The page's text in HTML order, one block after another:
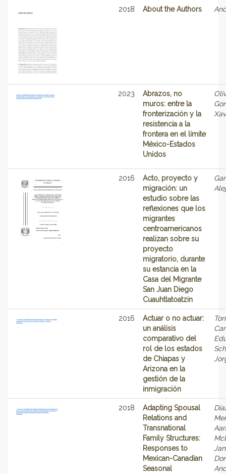
2018 About the Authors
2023
Abrazos, no
muros: entre la
fronterización y la
resistencia a la
frontera en el límite
México-Estados
Unidos
2016
Acto, proyecto y
migración: un
estudio sobre las
reflexiones que los
migrantes
centroamericanos
realizan sobre su
proyecto
migratorio, durante
su estancia en la
Casa del Migrante
San Juan Diego
Cuauhtlatoatzin
2016
Actuar o no actuar:
un análisis
comparativo del
rol de los estados
de Chiapas y
Arizona en la
gestión de la
inmigración
2018
Adapting Spousal
Relations and
Transnational
Family Structures:
Responses to
Mexican-Canadian
Seasonal